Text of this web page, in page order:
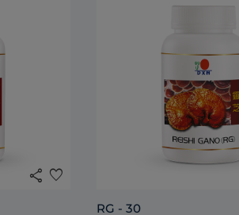
share favorite
RG - 30